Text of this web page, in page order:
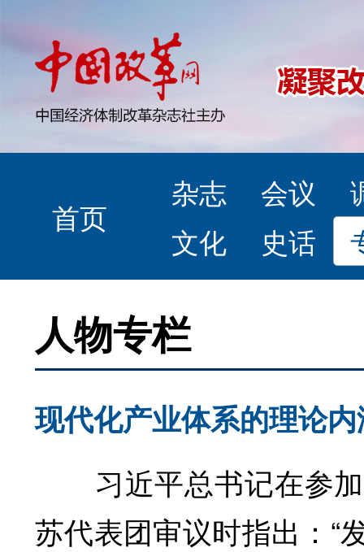
首页
杂志 会议
文化
史话
人物专栏
现代化产业体系的理论
习近平总书记在参加
苏代表团审议时指出：“